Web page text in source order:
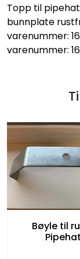
Topp til
bunnplate
varenummer:
varenummer:
Bøyle til